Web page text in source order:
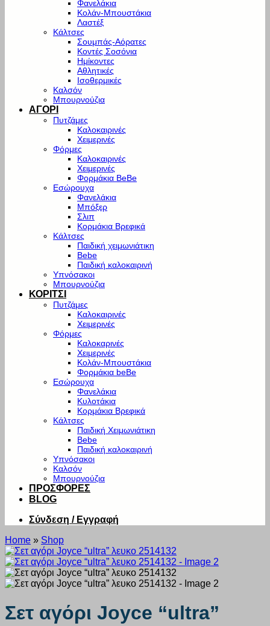
Φανελάκια
Κολάν-Μπουστάκια
Λαστέξ
Κάλτσες
Σουμπάς-Αόρατες
Κοντές Σοσόνια
Ημίκοντες
Αθλητικές
Ισοθερμικές
Καλσόν
Μπουρνούζια
ΑΓΟΡΙ
Πυτζάμες
Καλοκαιρινές
Χειμερινές
Φόρμες
Καλοκαιρινές
Χειμερινές
Φορμάκια BeBe
Εσώρουχα
Φανελάκια
Μπόξερ
Σλιπ
Κορμάκια Βρεφικά
Κάλτσες
Παιδική χειμωνιάτικη
Bebe
Παιδική καλοκαιρινή
Υπνόσακοι
Μπουρνούζια
ΚΟΡΙΤΣΙ
Πυτζάμες
Καλοκαιρινές
Χειμερινές
Φόρμες
Καλοκαρινές
Χειμερινές
Κολάν-Μπουστάκια
Φορμάκια beBe
Εσώρουχα
Φανελάκια
Κυλοτάκια
Κορμάκια Βρεφικά
Κάλτσες
Παιδική Χειμωνιάτικη
Bebe
Παιδική καλοκαιρινή
Υπνόσακοι
Καλσόν
Μπουρνούζια
ΠΡΟΣΦΟΡΕΣ
BLOG
Σύνδεση / Εγγραφή
Home » Shop
Σετ αγόρι Joyce “ultra”